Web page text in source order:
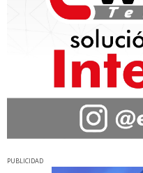
PUBLICIDAD